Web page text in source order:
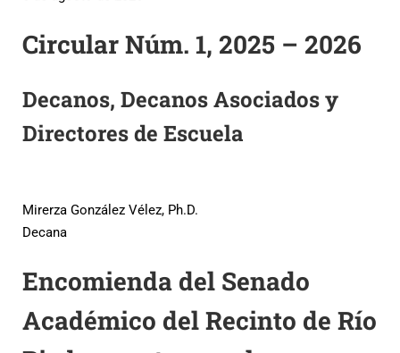
Circular Núm. 1, 2025 – 2026
Decanos, Decanos Asociados y
Directores de Escuela
Mirerza González Vélez, Ph.D.
Decana
Encomienda del Senado
Académico del Recinto de Río